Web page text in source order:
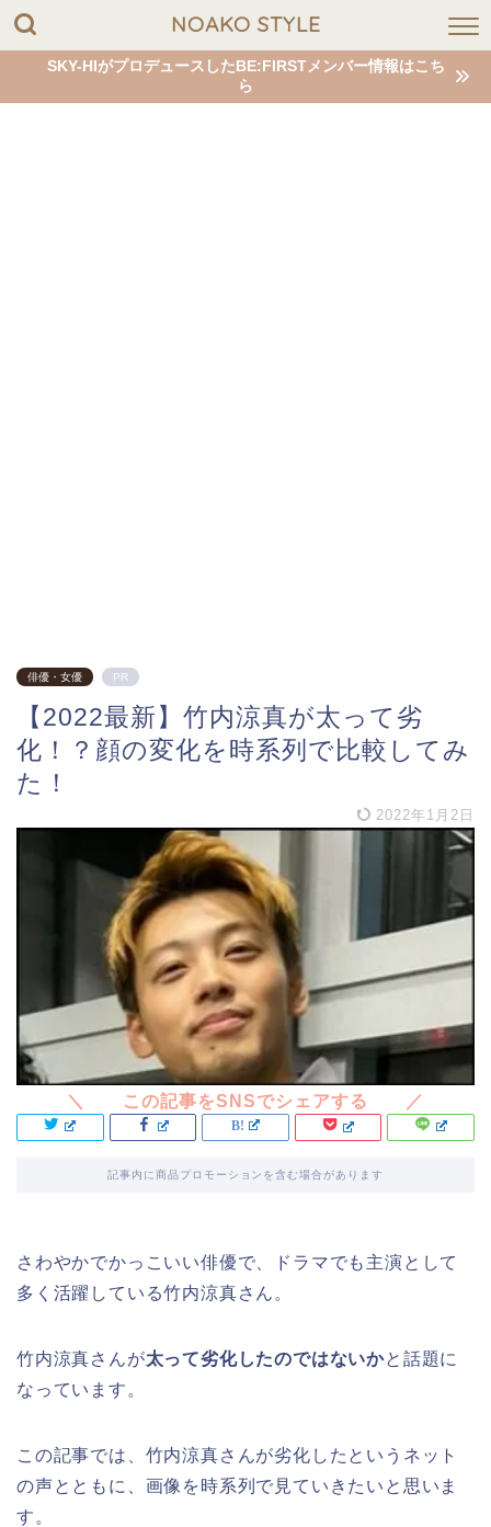
NOAKO STYLE
SKY-HIがプロデュースしたBE:FIRSTメンバー情報はこち
ら
俳優・女優 PR
【2022最新】竹内涼真が太って劣
化！？顔の変化を時系列で比較してみ
た！
2022年1月2日
記事内に商品プロモーションを含む場合があります
さわやかでかっこいい俳優で、ドラマでも主演として
多く活躍している竹内涼真さん。
竹内涼真さんが太って劣化したのではないかと話題に
なっています。
この記事では、竹内涼真さんが劣化したというネット
の声とともに、画像を時系列で見ていきたいと思いま
す。